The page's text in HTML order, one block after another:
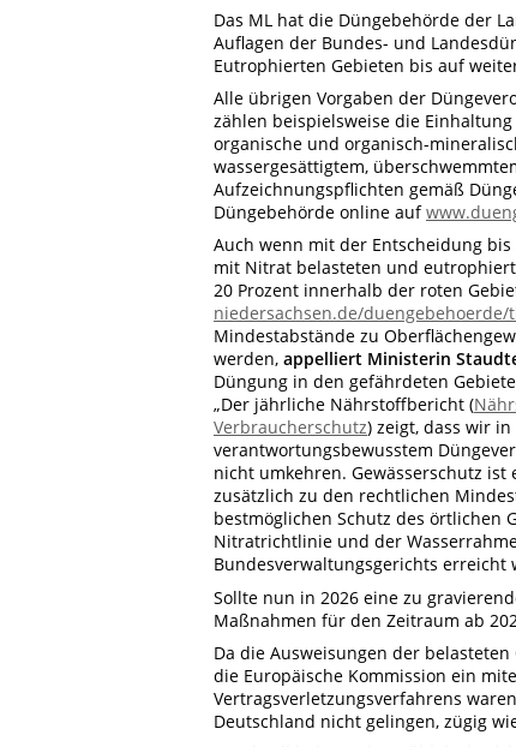
Das ML hat die Düngebehörde der
Auflagen der Bundes- und
Eutrophierten Gebieten bis auf
Alle übrigen Vorgaben der
zählen beispielsweise die
organische und organisch-
wassergesättigtem,
Aufzeichnungspflichten gemäß
Düngebehörde online auf
Auch wenn mit der Entscheidung
mit Nitrat belasteten und
20 Prozent innerhalb der roten
niedersachsen.de/duengebehoerde/
Mindestabstände zu
werden, appelliert Ministerin
Düngung in den gefährdeten
„Der jährliche Nährstoffbericht (
Verbraucherschutz) zeigt, dass wir
verantwortungsbewusstem
nicht umkehren. Gewässerschutz
zusätzlich zu den rechtlichen
bestmöglichen Schutz des örtlichen
Nitratrichtlinie und der
Bundesverwaltungsgerichts erreicht
Sollte nun in 2026 eine zu
Maßnahmen für den Zeitraum ab
Da die Ausweisungen der
die Europäische Kommission ein
Vertragsverletzungsverfahrens
Deutschland nicht gelingen, zügig